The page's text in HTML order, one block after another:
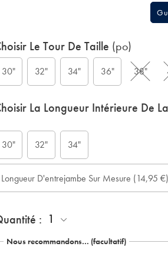
Le Tour De Taille (po)
30" 32" 34" 36" 38"
La Longueur Intérieure De
30" 32" 34"
Longueur D'entrejambe Sur Mesure (14,95 €)
Prévoir
jusqu'à
jours
supplémentaires
: 1
Nous recommandons… (facultatif)